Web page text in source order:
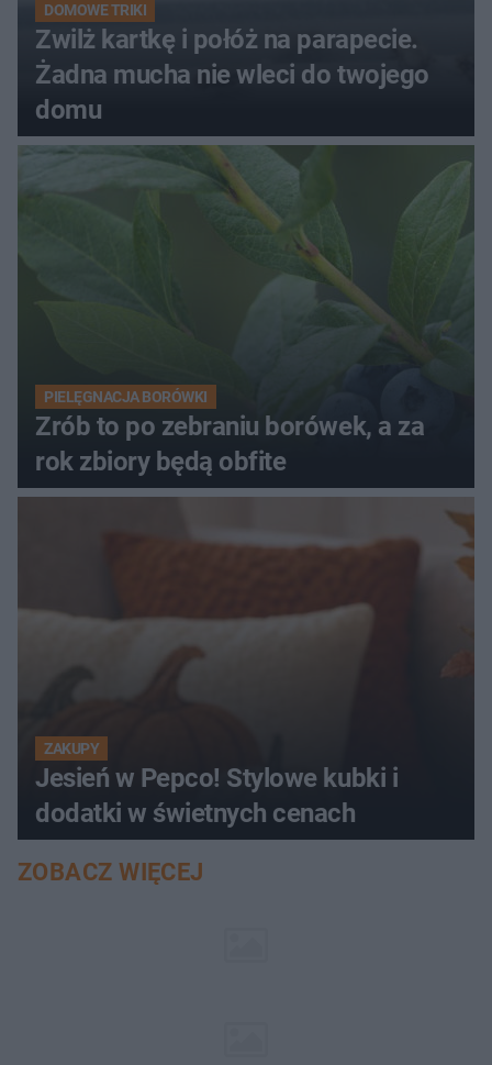
DOMOWE TRIKI
Zwilż kartkę i połóż na parapecie.
Żadna mucha nie wleci do twojego
domu
PIELĘGNACJA BORÓWKI
Zrób to po zebraniu borówek, a za
rok zbiory będą obfite
ZAKUPY
Jesień w Pepco! Stylowe kubki i
dodatki w świetnych cenach
ZOBACZ WIĘCEJ